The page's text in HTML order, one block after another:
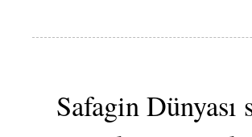
Safagin Dünyası